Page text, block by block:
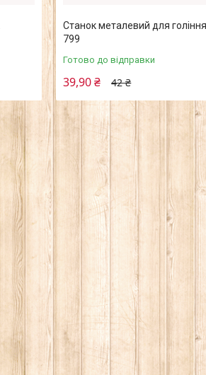
Станок металевий для
799
Готово до відправки
42 ₴
39,90 ₴